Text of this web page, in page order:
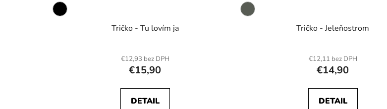
Tričko - Tu lovím ja
€12,93 bez DPH
€15,90
DETAIL
Tričko - Jeleňostrom
€12,11 bez DPH
€14,90
DETAIL